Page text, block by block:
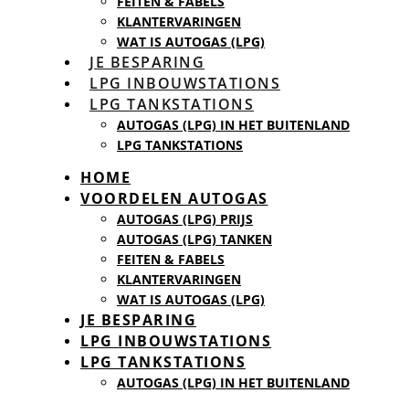
KLANTERVARINGEN
WAT IS AUTOGAS (LPG)
JE BESPARING
LPG INBOUWSTATIONS
LPG TANKSTATIONS
AUTOGAS (LPG) IN HET BUITENLAND
LPG TANKSTATIONS
HOME
VOORDELEN AUTOGAS
AUTOGAS (LPG) PRIJS
AUTOGAS (LPG) TANKEN
FEITEN & FABELS
KLANTERVARINGEN
WAT IS AUTOGAS (LPG)
JE BESPARING
LPG INBOUWSTATIONS
LPG TANKSTATIONS
AUTOGAS (LPG) IN HET BUITENLAND